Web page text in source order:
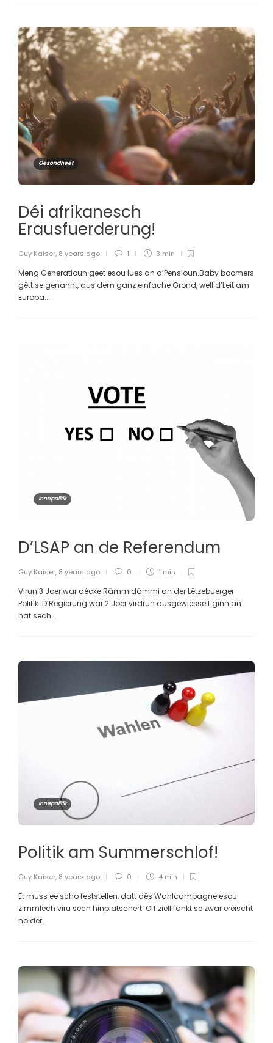
Gesondheet
Déi afrikanesch
Erausfuerderung!
Guy Kaiser, 8 years ago 1 3 min
Meng Generatioun geet esou lues an d’Pensioun.Baby boomers
gëtt se genannt, aus dem ganz einfache Grond, well d’Leit am
Europa...
Innepolitik
D’LSAP an de Referendum
Guy Kaiser, 8 years ago 0 1 min
Virun 3 Joer war décke Rämmidämmi an der Lëtzebuerger
Politik. D’Regierung war 2 Joer virdrun ausgewiesselt ginn an
hat sech...
Innepolitik
Politik am Summerschlof!
Guy Kaiser, 8 years ago 0 4 min
Et muss ee scho feststellen, datt dës Wahlcampagne esou
zimmlech viru sech hinplätschert. Offiziell fänkt se zwar eréischt
no der...